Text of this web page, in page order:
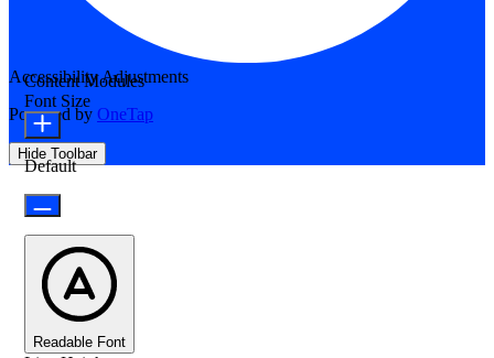
Accessibility Adjustments
Powered by OneTap
Hide Toolbar
Content Modules
Font Size
Default
Readable Font